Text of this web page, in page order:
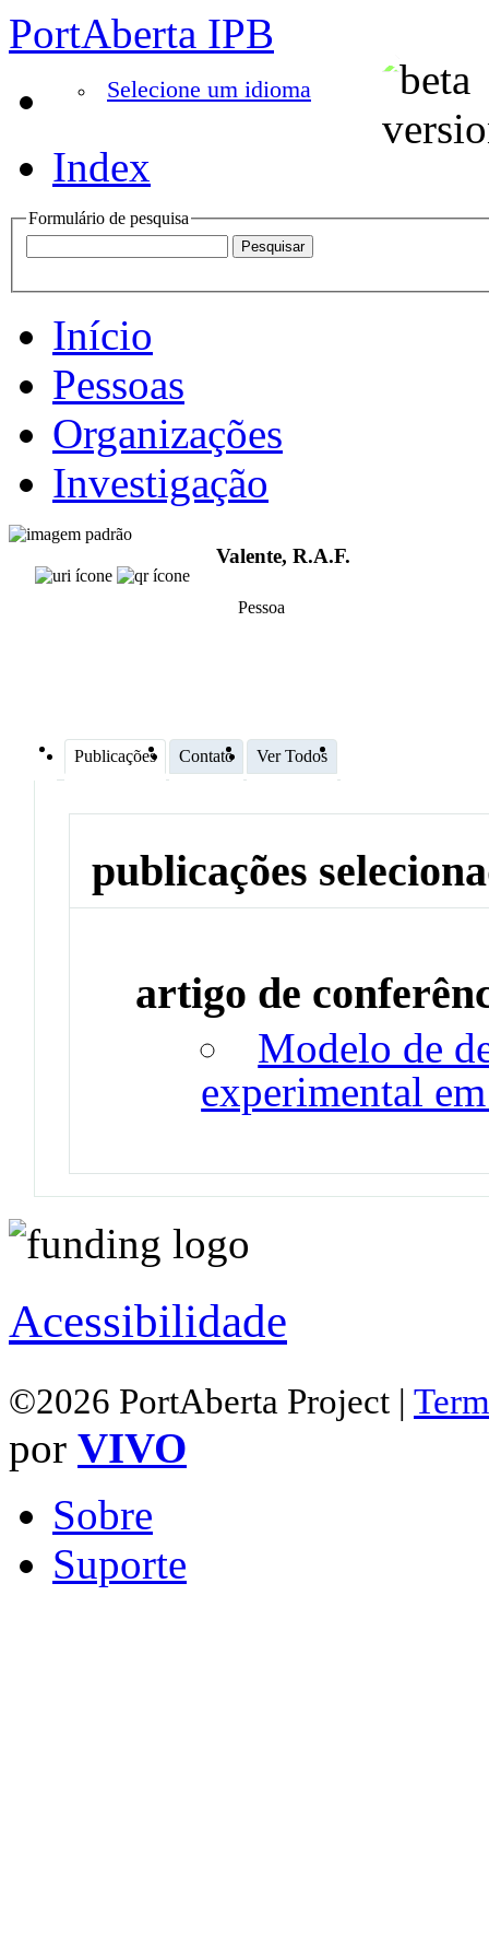
PortAberta IPB
Selecione um idioma
Index
Formulário de pesquisa
Início
Pessoas
Organizações
Investigação
Valente, R.A.F.
Pessoa
Publicações Contato Ver Todos
publicações
artigo de
Modelo de
experimental
Acessibilidade
©2026 PortAberta Project |
por VIVO
Sobre
Suporte